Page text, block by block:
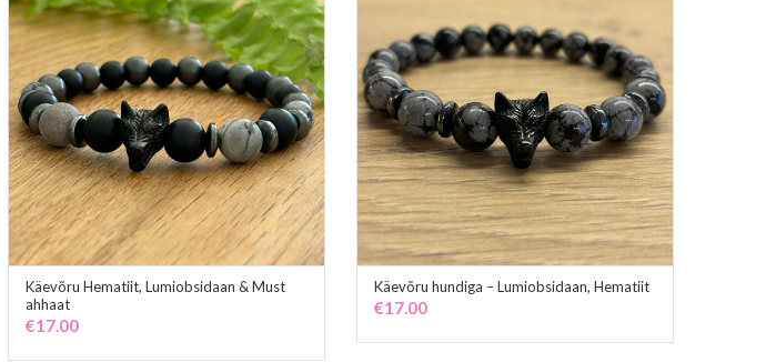
ADD TO CART
Käevõru Hematiit, Lumiobsidaan & Must
ahhaat
€17.00
ADD TO CART
Käevõru hundiga – Lumiobsidaan, Hematiit
€17.00